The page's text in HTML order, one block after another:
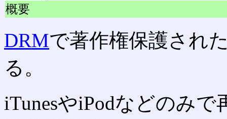
概要
DRMで著作権保護され
る。
iTunesやiPodなどのみ